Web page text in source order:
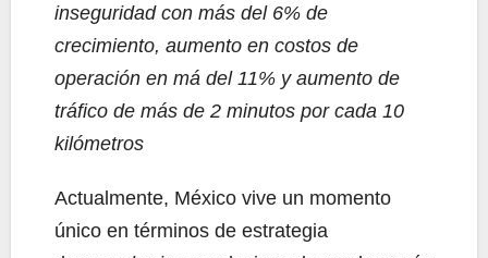
inseguridad con más del 6% de
crecimiento, aumento en costos de
operación en má del 11% y aumento de
tráfico de más de 2 minutos por cada 10
kilómetros
Actualmente, México vive un momento
único en términos de estrategia